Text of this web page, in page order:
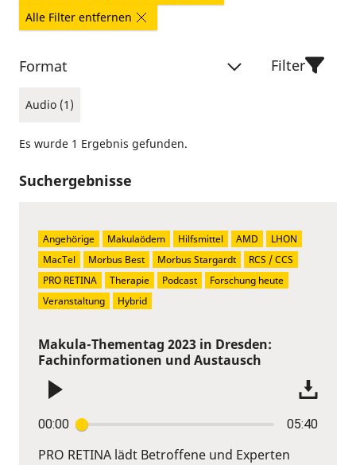
Alle Filter entfernen
Format
Audio (1)
Filter
Es wurde 1 Ergebnis gefunden.
Suchergebnisse
Makula-Thementag 2023 in Dresden:
Fachinformationen und Austausch
00:00 05:40
PRO RETINA lädt Betroffene und Experten
Angehörige Makulaödem Hilfsmittel AMD
LHON
MacTel
Morbus Best Morbus Stargardt
RCS / CCS
PRO RETINA
Therapie Podcast
Forschung heute
Veranstaltung
Hybrid